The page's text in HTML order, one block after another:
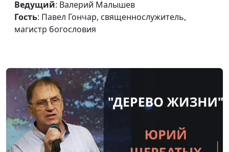
магистр богословия
Как отличить
настоящую нужду от
Игорь Кириченко,
Искусственный
интеллект. Что нас
ждет?
Василий Ничик,
доктор практического
Всадники Апокалипсиса
Игорь Кириченко,
#637
Ведущий: Валерий Малышев
Гость: Павел Гончар, священнослужитель,
магистр богословия